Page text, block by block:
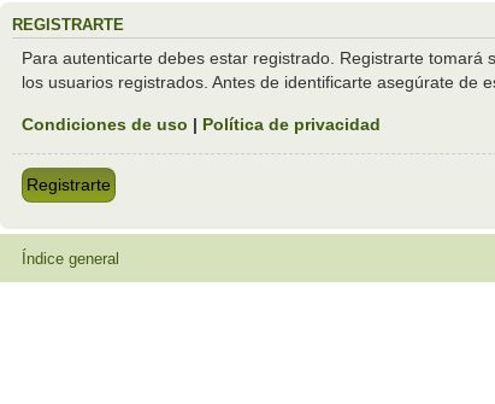
REGISTRARTE
Para autenticarte debes estar registrado. Registrarte
los usuarios registrados. Antes de identificarte asegúrate de
Condiciones de uso | Política de privacidad
Registrarte
Índice general